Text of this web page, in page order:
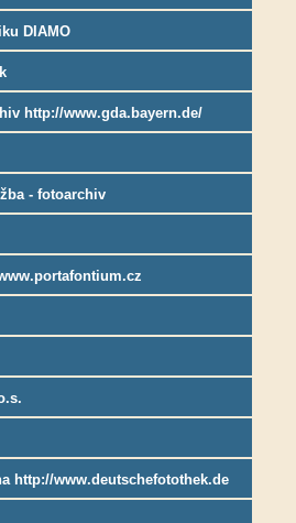
DIAMO
http://www.gda.bayern.de/
- fotoarchiv
http://www.deutschefotothek.de